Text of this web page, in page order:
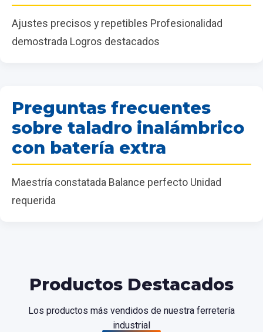
Ajustes precisos y repetibles Profesionalidad
demostrada Logros destacados
Preguntas frecuentes
sobre taladro inalámbrico
con batería extra
Maestría constatada Balance perfecto Unidad
requerida
Productos Destacados
Los productos más vendidos de nuestra ferretería
industrial